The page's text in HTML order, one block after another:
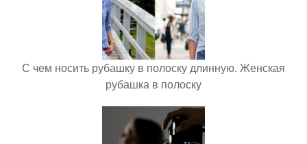
С чем носить рубашку в полоску длинную. Женская
рубашка в полоску